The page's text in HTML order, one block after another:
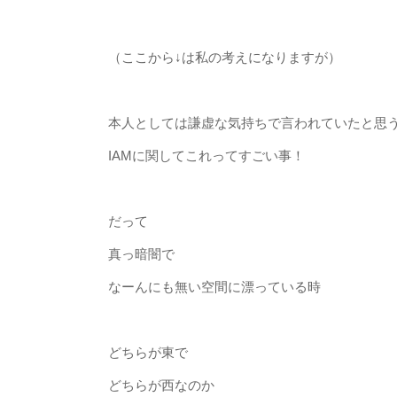
（ここから↓は私の考えになりますが）
本人としては謙虚な気持ちで言われていたと思
IAMに関してこれってすごい事！
だって
真っ暗闇で
なーんにも無い空間に漂っている時
どちらが東で
どちらが西なのか